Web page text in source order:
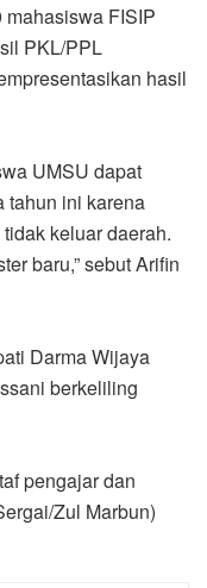
mahasiswa FISIP
PKL/PPL
hasil
UMSU dapat
tahun ini karena
keluar daerah.
baru,” sebut Arifin
Darma Wijaya
berkeliling
pengajar dan
Zul Marbun)